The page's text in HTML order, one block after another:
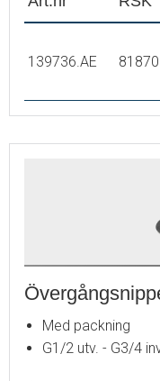
139736.AE
Med packning
G1/2 utv. - G3/4